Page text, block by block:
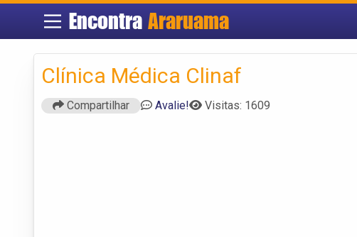
EncontraAraruama
Clínica Médica Clinaf
Compartilhar Avalie! Visitas: 1609